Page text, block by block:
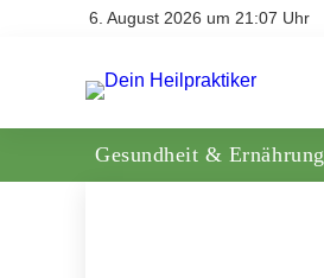
6. August 2026 um 21:07 Uhr
Gesundheit & Ernährung